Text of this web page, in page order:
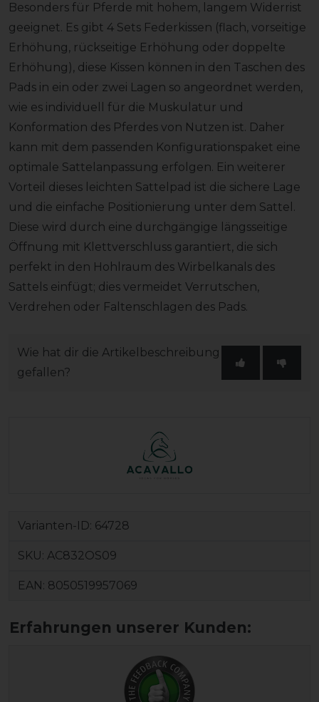
Besonders für Pferde mit hohem, langem Widerrist
geeignet. Es gibt 4 Sets Federkissen (flach, vorseitige
Erhöhung, rückseitige Erhöhung oder doppelte
Erhöhung), diese Kissen können in den Taschen des
Pads in ein oder zwei Lagen so angeordnet werden,
wie es individuell für die Muskulatur und
Konformation des Pferdes von Nutzen ist. Daher
kann mit dem passenden Konfigurationspaket eine
optimale Sattelanpassung erfolgen. Ein weiterer
Vorteil dieses leichten Sattelpad ist die sichere Lage
und die einfache Positionierung unter dem Sattel.
Diese wird durch eine durchgängige längsseitige
Öffnung mit Klettverschluss garantiert, die sich
perfekt in den Hohlraum des Wirbelkanals des
Sattels einfügt; dies vermeidet Verrutschen,
Verdrehen oder Faltenschlagen des Pads.
Wie hat dir die Artikelbeschreibung
gefallen?
Varianten-ID: 64728
SKU: AC832OS09
EAN: 8050519957069